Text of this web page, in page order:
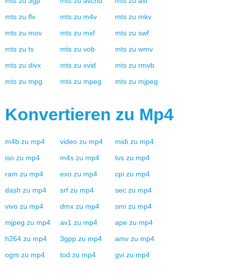
mts zu flv mts zu m4v mts zu mkv
mts zu mov mts zu mxf mts zu swf
mts zu ts mts zu vob mts zu wmv
mts zu divx mts zu xvid mts zu rmvb
mts zu mpg mts zu mpeg mts zu mjpeg
Konvertieren zu Mp4
m4b zu mp4 video zu mp4 midi zu mp4
iso zu mp4 m4s zu mp4 tvs zu mp4
ram zu mp4 exo zu mp4 cpi zu mp4
dash zu mp4 srf zu mp4 sec zu mp4
vivo zu mp4 dmx zu mp4 smi zu mp4
mjpeg zu mp4 av1 zu mp4 ape zu mp4
h264 zu mp4 3gpp zu mp4 amv zu mp4
ogm zu mp4 tod zu mp4 gvi zu mp4